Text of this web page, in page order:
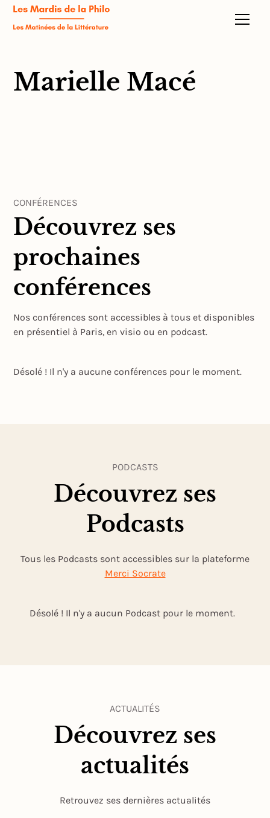
Marielle Macé
CONFÉRENCES
Découvrez ses
prochaines
conférences
Nos conférences sont accessibles à tous et disponibles
en présentiel à Paris, en visio ou en podcast.
Désolé ! Il n'y a aucune conférences pour le moment.
PODCASTS
Découvrez ses
Podcasts
Tous les Podcasts sont accessibles sur la plateforme
Merci Socrate
Désolé ! Il n'y a aucun Podcast pour le moment.
ACTUALITÉS
Découvrez ses
actualités
Retrouvez ses dernières actualités